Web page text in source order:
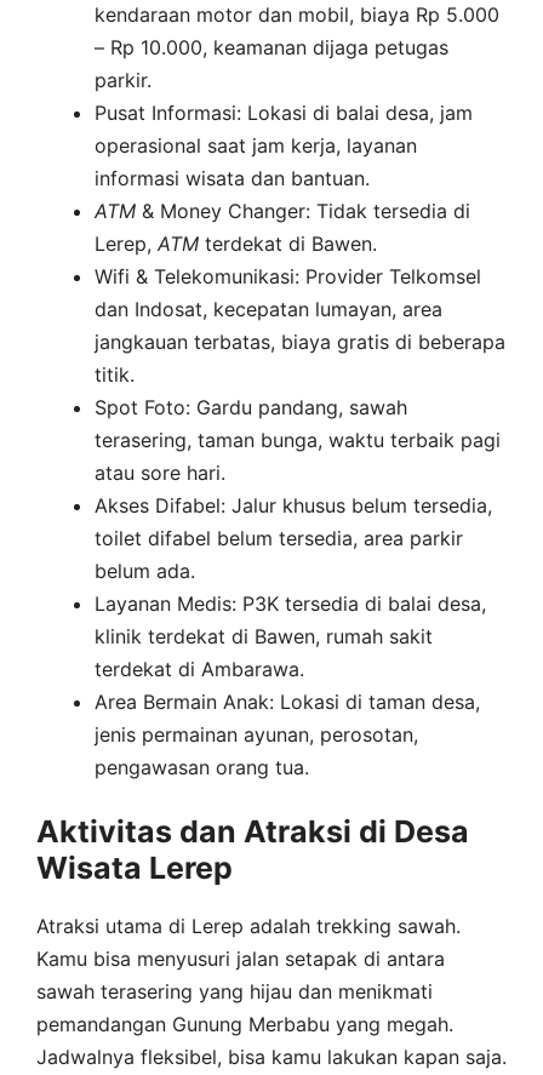
kendaraan motor dan mobil, biaya Rp 5.000
– Rp 10.000, keamanan dijaga petugas
parkir.
Pusat Informasi: Lokasi di balai desa, jam
operasional saat jam kerja, layanan
informasi wisata dan bantuan.
ATM & Money Changer: Tidak tersedia di
Lerep, ATM terdekat di Bawen.
Wifi & Telekomunikasi: Provider Telkomsel
dan Indosat, kecepatan lumayan, area
jangkauan terbatas, biaya gratis di beberapa
titik.
Spot Foto: Gardu pandang, sawah
terasering, taman bunga, waktu terbaik pagi
atau sore hari.
Akses Difabel: Jalur khusus belum tersedia,
toilet difabel belum tersedia, area parkir
belum ada.
Layanan Medis: P3K tersedia di balai desa,
klinik terdekat di Bawen, rumah sakit
terdekat di Ambarawa.
Area Bermain Anak: Lokasi di taman desa,
jenis permainan ayunan, perosotan,
pengawasan orang tua.
Aktivitas dan Atraksi di Desa
Wisata Lerep
Atraksi utama di Lerep adalah trekking sawah.
Kamu bisa menyusuri jalan setapak di antara
sawah terasering yang hijau dan menikmati
pemandangan Gunung Merbabu yang megah.
Jadwalnya fleksibel, bisa kamu lakukan kapan saja.